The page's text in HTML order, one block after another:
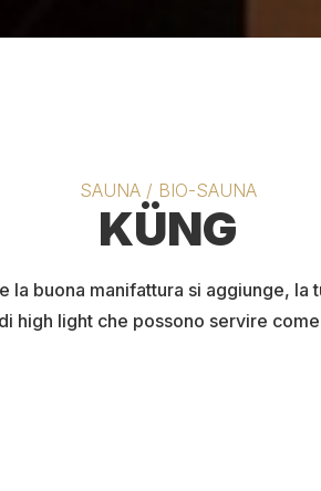
SAUNA / BIO-SAUNA
KÜNG
buona manifattura si aggiunge, la
high light che possono servire